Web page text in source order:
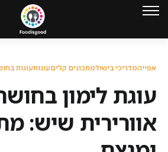
אפייהמדריכי בישולמתכונים קליםעוגותעוגות
עוגת לימון
אוורירית שיש: